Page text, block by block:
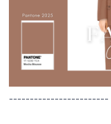
------------------------